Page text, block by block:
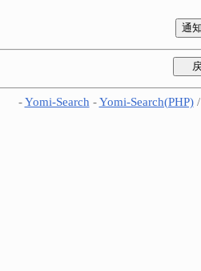
-Yomi-Search -Yomi-Search(PHP)/